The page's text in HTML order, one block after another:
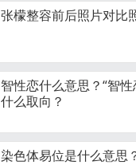
张檬整容前后照片对比
智性恋什么意思？“智性
什么取向？
染色体易位是什么意思